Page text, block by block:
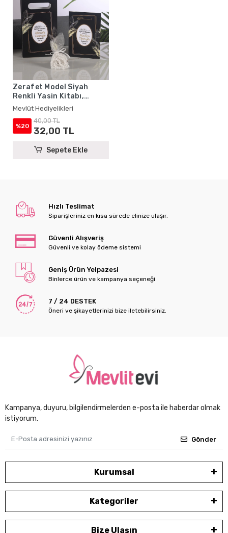
Zerafet Model Siyah
Renkli Yasin Kitabı,
Karton Çanta ve Tesbih -
Mevlüt Hediyelikleri
Mevlüt Hediyelikleri
%20
40,00 TL
32,00 TL
Sepete Ekle
Hızlı Teslimat
Siparişleriniz en kısa sürede elinize ulaşır.
Güvenli Alışveriş
Güvenli ve kolay ödeme sistemi
Geniş Ürün Yelpazesi
Binlerce ürün ve kampanya seçeneği
7 / 24 DESTEK
Öneri ve şikayetlerinizi bize iletebilirsiniz.
Kampanya, duyuru, bilgilendirmelerden e-posta ile haberdar olmak
istiyorum.
Gönder
Kurumsal
Kategoriler
Bize Ulaşın